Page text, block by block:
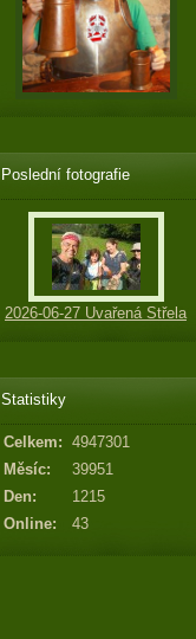
Poslední fotografie
2026-06-27 Uvařená Střela
Statistiky
Online: 43
Celkem: 4947301
Měsíc:
39951
Den:
1215